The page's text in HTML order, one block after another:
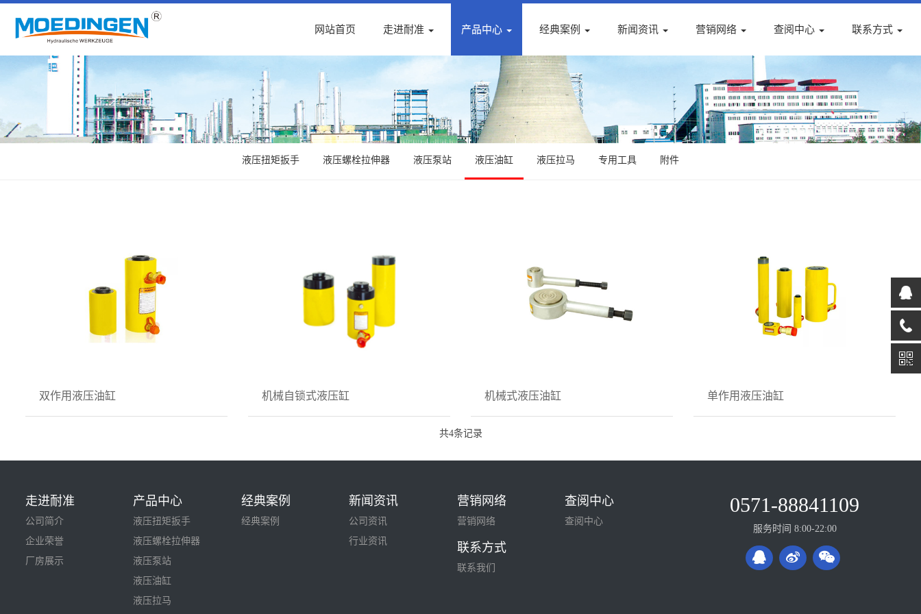
网站首页 走进耐准 产品中心 经典案例 新闻资讯 营销网络 查阅中心 联系方式
液压扭矩扳手 液压螺栓拉伸器 液压泵站 液压油缸 液压拉马 专用工具 附件
双作用液压油缸 机械自锁式液压缸 机械式液压油缸 单作用液压油缸
共4条记录
走进耐准
公司简介
企业荣誉
厂房展示
产品中心
液压扭矩扳手
液压螺栓拉伸器
液压泵站
液压油缸
液压拉马
经典案例
经典案例
新闻资讯
公司资讯
行业资讯
营销网络
营销网络
查阅中心
查阅中心
联系方式
联系我们
0571-88841109
服务时间 8:00-22:00